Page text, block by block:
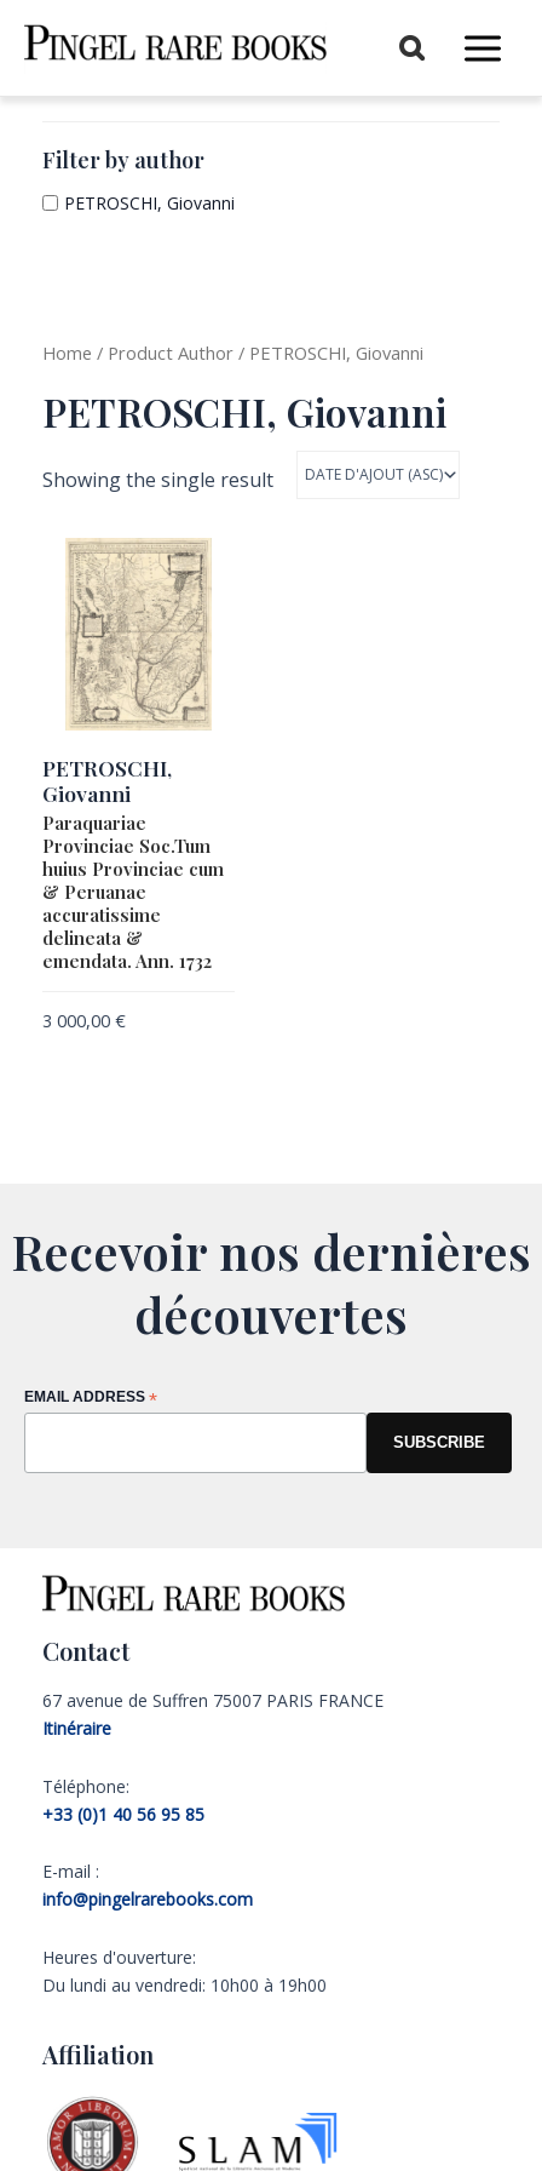
Main
Filter by author
PETROSCHI, Giovanni
Home / Product Author / PETROSCHI, Giovanni
PETROSCHI, Giovanni
Showing the single result
PETROSCHI,
Giovanni
Paraquariae
Provinciae Soc.Tum
huius Provinciae cum
& Peruanae
accuratissime
delineata &
emendata. Ann. 1732
3 000,00 €
Recevoir nos dernières
découvertes
EMAIL ADDRESS *
Contact
67 avenue de Suffren 75007 PARIS FRANCE
Itinéraire
Téléphone:
+33 (0)1 40 56 95 85
E-mail :
info@pingelrarebooks.com
Heures d'ouverture:
Du lundi au vendredi: 10h00 à 19h00
Affiliation